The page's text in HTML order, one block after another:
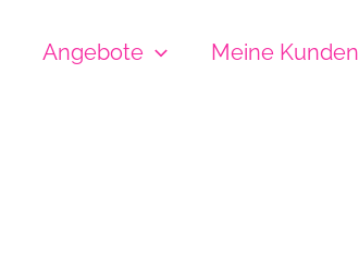
Angebote Meine Kunden